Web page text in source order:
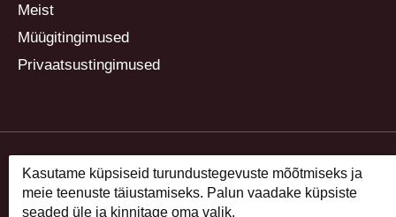
Meist
Müügitingimused
Privaatsustingimused
Kasutame küpsiseid turundustegevuste mõõtmiseks ja
meie teenuste täiustamiseks. Palun vaadake küpsiste
seaded üle ja kinnitage oma valik.